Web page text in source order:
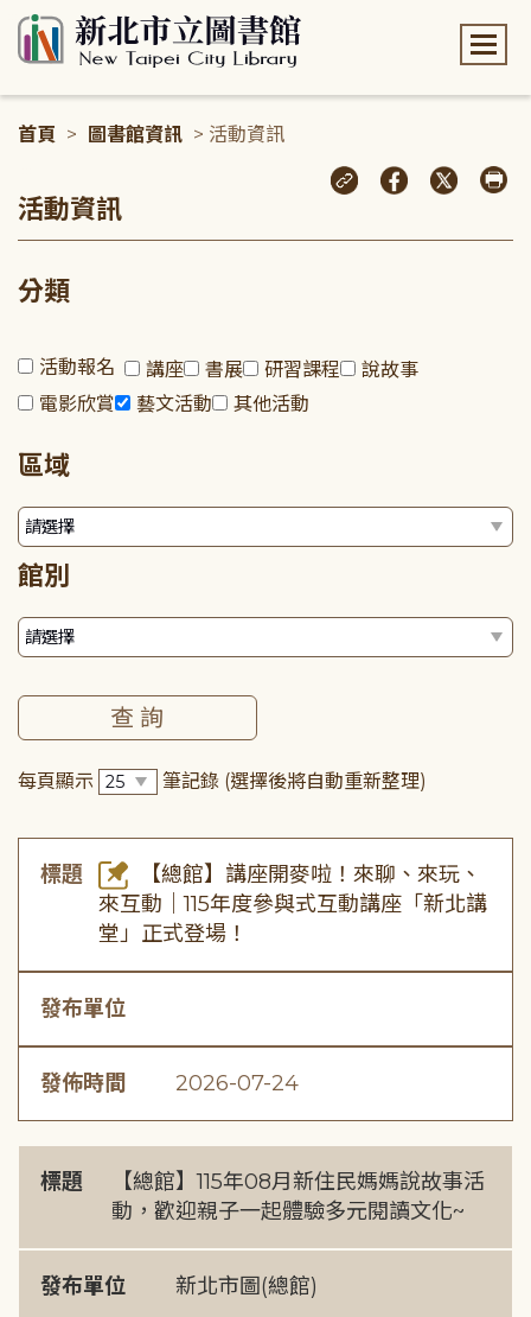
首頁 > 圖書館資訊 > 活動資訊
活動資訊
分類
活動報名 講座 書展 研習課程
說故事
電影欣賞
藝文活動 其他活動
區域
館別
每頁顯示 筆記錄 (選擇後將自動重新整理)
標題
【總館】講座開麥啦！來聊、來玩、
來互動｜115年度參與式互動講座「新北講
堂」正式登場！
發布單位
發佈時間 2026-07-24
標題
【總館】115年08月新住民媽媽說故事活
動，歡迎親子一起體驗多元閱讀文化~
發布單位 新北市圖(總館)